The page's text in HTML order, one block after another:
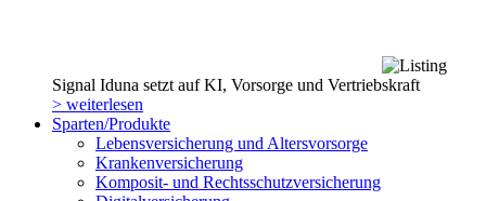
Signal Iduna setzt auf KI, Vorsorge und Vertriebskraft
> weiterlesen
Sparten/Produkte
Lebensversicherung und Altersvorsorge
Krankenversicherung
Komposit- und Rechtsschutzversicherung